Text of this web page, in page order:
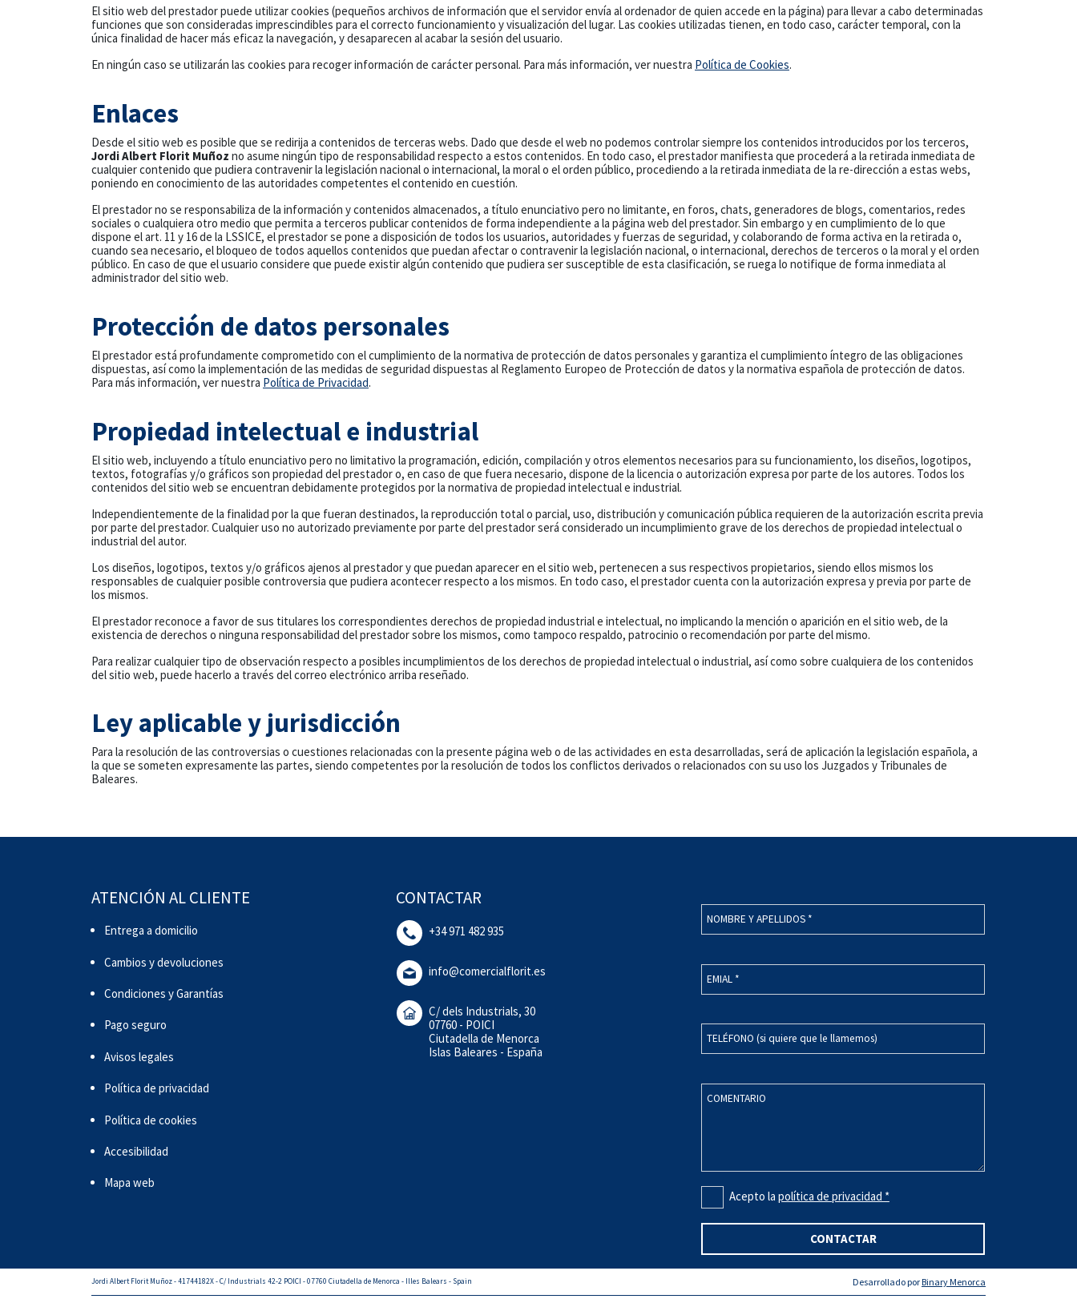
El sitio web del prestador puede utilizar cookies (pequeños archivos de información que el servidor envía al ordenador de quien accede en la página) para llevar a cabo determinadas
funciones que son consideradas imprescindibles para el correcto funcionamiento y visualización del lugar. Las cookies utilizadas tienen, en todo caso, carácter temporal, con la
única finalidad de hacer más eficaz la navegación, y desaparecen al acabar la sesión del usuario.
En ningún caso se utilizarán las cookies para recoger información de carácter personal. Para más información, ver nuestra Política de Cookies.
Enlaces
Desde el sitio web es posible que se redirija a contenidos de terceras webs. Dado que desde el web no podemos controlar siempre los contenidos introducidos por los terceros,
Jordi Albert Florit Muñoz no asume ningún tipo de responsabilidad respecto a estos contenidos. En todo caso, el prestador manifiesta que procederá a la retirada inmediata de
cualquier contenido que pudiera contravenir la legislación nacional o internacional, la moral o el orden público, procediendo a la retirada inmediata de la re-dirección a estas webs,
poniendo en conocimiento de las autoridades competentes el contenido en cuestión.
El prestador no se responsabiliza de la información y contenidos almacenados, a título enunciativo pero no limitante, en foros, chats, generadores de blogs, comentarios, redes
sociales o cualquiera otro medio que permita a terceros publicar contenidos de forma independiente a la página web del prestador. Sin embargo y en cumplimiento de lo que
dispone el art. 11 y 16 de la LSSICE, el prestador se pone a disposición de todos los usuarios, autoridades y fuerzas de seguridad, y colaborando de forma activa en la retirada o,
cuando sea necesario, el bloqueo de todos aquellos contenidos que puedan afectar o contravenir la legislación nacional, o internacional, derechos de terceros o la moral y el orden
público. En caso de que el usuario considere que puede existir algún contenido que pudiera ser susceptible de esta clasificación, se ruega lo notifique de forma inmediata al
administrador del sitio web.
Protección de datos personales
El prestador está profundamente comprometido con el cumplimiento de la normativa de protección de datos personales y garantiza el cumplimiento íntegro de las obligaciones
dispuestas, así como la implementación de las medidas de seguridad dispuestas al Reglamento Europeo de Protección de datos y la normativa española de protección de datos.
Para más información, ver nuestra Política de Privacidad.
Propiedad intelectual e industrial
El sitio web, incluyendo a título enunciativo pero no limitativo la programación, edición, compilación y otros elementos necesarios para su funcionamiento, los diseños, logotipos,
textos, fotografías y/o gráficos son propiedad del prestador o, en caso de que fuera necesario, dispone de la licencia o autorización expresa por parte de los autores. Todos los
contenidos del sitio web se encuentran debidamente protegidos por la normativa de propiedad intelectual e industrial.
Independientemente de la finalidad por la que fueran destinados, la reproducción total o parcial, uso, distribución y comunicación pública requieren de la autorización escrita previa
por parte del prestador. Cualquier uso no autorizado previamente por parte del prestador será considerado un incumplimiento grave de los derechos de propiedad intelectual o
industrial del autor.
Los diseños, logotipos, textos y/o gráficos ajenos al prestador y que puedan aparecer en el sitio web, pertenecen a sus respectivos propietarios, siendo ellos mismos los
responsables de cualquier posible controversia que pudiera acontecer respecto a los mismos. En todo caso, el prestador cuenta con la autorización expresa y previa por parte de
los mismos.
El prestador reconoce a favor de sus titulares los correspondientes derechos de propiedad industrial e intelectual, no implicando la mención o aparición en el sitio web, de la
existencia de derechos o ninguna responsabilidad del prestador sobre los mismos, como tampoco respaldo, patrocinio o recomendación por parte del mismo.
Para realizar cualquier tipo de observación respecto a posibles incumplimientos de los derechos de propiedad intelectual o industrial, así como sobre cualquiera de los contenidos
del sitio web, puede hacerlo a través del correo electrónico arriba reseñado.
Ley aplicable y jurisdicción
Para la resolución de las controversias o cuestiones relacionadas con la presente página web o de las actividades en esta desarrolladas, será de aplicación la legislación española, a
la que se someten expresamente las partes, siendo competentes por la resolución de todos los conflictos derivados o relacionados con su uso los Juzgados y Tribunales de
Baleares.
ATENCIÓN AL CLIENTE
Entrega a domicilio
Cambios y devoluciones
Condiciones y Garantías
Pago seguro
Avisos legales
Política de privacidad
Política de cookies
Accesibilidad
Mapa web
CONTACTAR
+34 971 482 935
info@comercialflorit.es
C/ dels Industrials, 30
07760 - POICI
Ciutadella de Menorca
Islas Baleares - España
NOMBRE Y APELLIDOS *
EMIAL *
TELÉFONO (si quiere que le llamemos)
COMENTARIO
Acepto la política de privacidad *
CONTACTAR
Jordi Albert Florit Muñoz - 41744182X - C/ Industrials 42-2 POICI - 07760 Ciutadella de Menorca - Illes Balears - Spain Desarrollado porBinary Menorca